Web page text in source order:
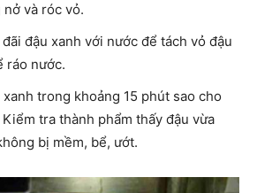
và róc vỏ.
đậu xanh với nước để tách vỏ đậu
ráo nước.
trong khoảng 15 phút sao cho
tra thành phẩm thấy đậu vừa
bị mềm, bể, ướt.